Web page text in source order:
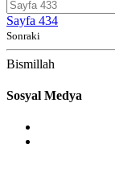
Sayfa 434
Sonraki
Bismillah
Sosyal Medya